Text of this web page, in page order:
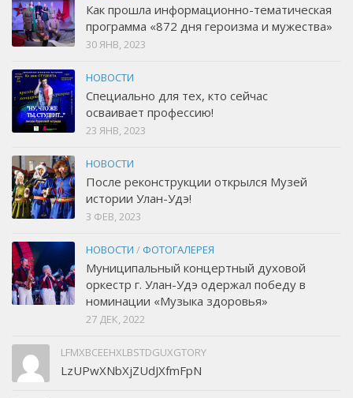
Как прошла информационно-тематическая
программа «872 дня героизма и мужества»
30 ЯНВ, 2023
НОВОСТИ
Специально для тех, кто сейчас
осваивает профессию!
23 ЯНВ, 2023
НОВОСТИ
После реконструкции открылся Музей
истории Улан-Удэ!
3 ФЕВ, 2023
НОВОСТИ / ФОТОГАЛЕРЕЯ
Муниципальный концертный духовой
оркестр г. Улан-Удэ одержал победу в
номинации «Музыка здоровья»
27 ДЕК, 2022
LFMXBCEEHXLBSTDGUXGTORY
LzUPwXNbXjZUdJXfmFpN